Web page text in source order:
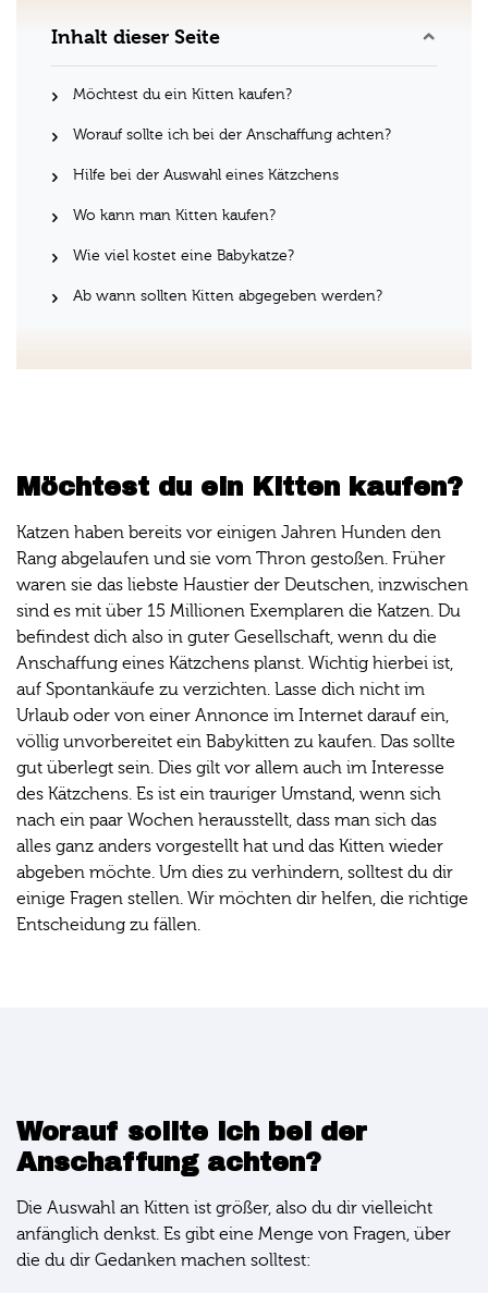
Inhalt dieser Seite
Möchtest du ein Kitten kaufen?
Worauf sollte ich bei der Anschaffung achten?
Hilfe bei der Auswahl eines Kätzchens
Wo kann man Kitten kaufen?
Wie viel kostet eine Babykatze?
Ab wann sollten Kitten abgegeben werden?
Möchtest du ein Kitten kaufen?
Katzen haben bereits vor einigen Jahren Hunden den
Rang abgelaufen und sie vom Thron gestoßen. Früher
waren sie das liebste Haustier der Deutschen, inzwischen
sind es mit über 15 Millionen Exemplaren die Katzen. Du
befindest dich also in guter Gesellschaft, wenn du die
Anschaffung eines Kätzchens planst. Wichtig hierbei ist,
auf Spontankäufe zu verzichten. Lasse dich nicht im
Urlaub oder von einer Annonce im Internet darauf ein,
völlig unvorbereitet ein Babykitten zu kaufen. Das sollte
gut überlegt sein. Dies gilt vor allem auch im Interesse
des Kätzchens. Es ist ein trauriger Umstand, wenn sich
nach ein paar Wochen herausstellt, dass man sich das
alles ganz anders vorgestellt hat und das Kitten wieder
abgeben möchte. Um dies zu verhindern, solltest du dir
einige Fragen stellen. Wir möchten dir helfen, die richtige
Entscheidung zu fällen.
Worauf sollte ich bei der
Anschaffung achten?
Die Auswahl an Kitten ist größer, also du dir vielleicht
anfänglich denkst. Es gibt eine Menge von Fragen, über
die du dir Gedanken machen solltest: